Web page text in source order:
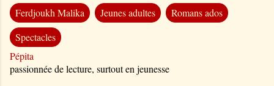
Ferdjoukh Malika
Jeunes adultes
Romans ados
Spectacles
Pépita
passionnée de lecture, surtout en jeunesse